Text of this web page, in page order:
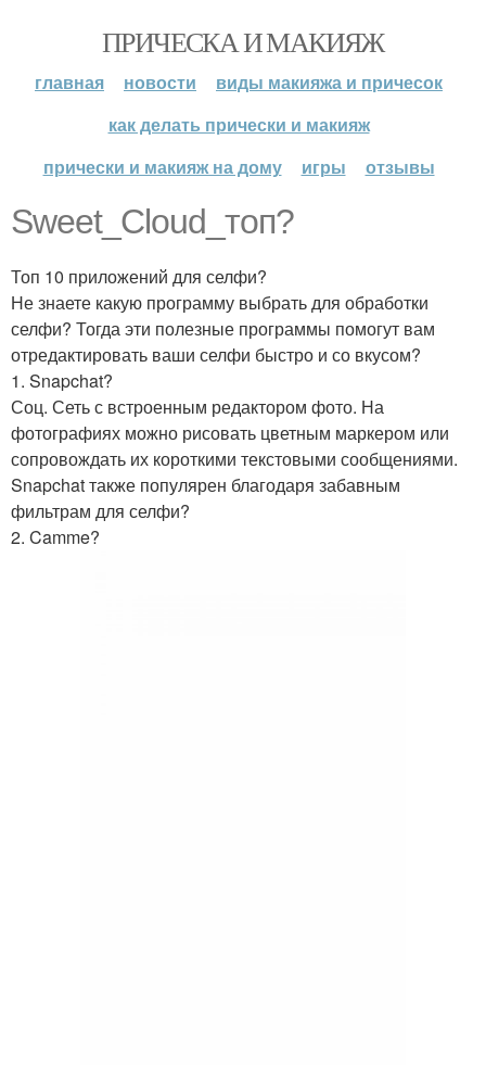
ПРИЧЕСКА И МАКИЯЖ
главная новости
виды макияжа и причесок
как делать прически и макияж
прически и макияж на дому
игры отзывы
Sweet_Cloud_топ?
Топ 10 приложений для селфи?
Не знаете какую программу выбрать для обработки
селфи? Тогда эти полезные программы помогут вам
отредактировать ваши селфи быстро и со вкусом?
1. Snapchat?
Соц. Сеть с встроенным редактором фото. На
фотографиях можно рисовать цветным маркером или
сопровождать их короткими текстовыми сообщениями.
Snapchat также популярен благодаря забавным
фильтрам для селфи?
2. Camme?